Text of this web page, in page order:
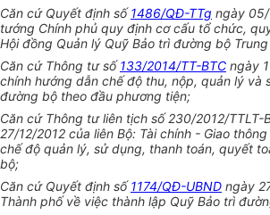
Căn cứ Quyết định số1486/QĐ-TTg ngày 05/
tướng Chính phủ quy định cơ cấu tổ chức,
Hội đồng Quản lý Quỹ Bảo trì đường bộ
Căn cứ Thông tư số133/2014/TT-BTC ngày
chính hướng dẫn chế độ thu, nộp, quản lý và
đường bộ theo đầu phương tiện;
Căn cứ Thông tư liên tịch số 230/2012/TTLT-
27/12/2012 của liên Bộ: Tài chính - Giao
chế độ quản lý, sử dụng, thanh toán, quyết
bộ;
Căn cứ Quyết định số1174/QĐ-UBND ngày
Thành phố về việc thành lập Quỹ Bảo trì